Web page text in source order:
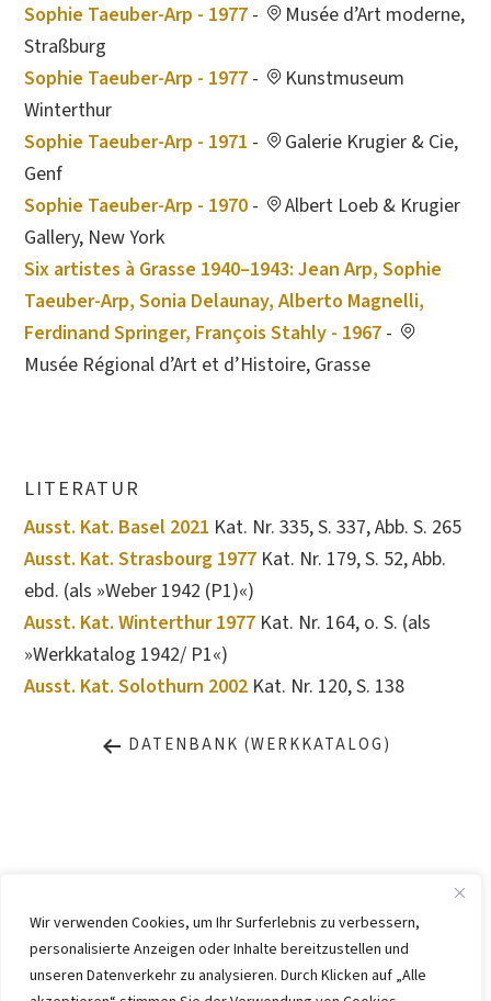
Wir verwenden Cookies, um Ihr Surferlebnis zu verbessern,
personalisierte Anzeigen oder Inhalte bereitzustellen und
unseren Datenverkehr zu analysieren. Durch Klicken auf „Alle
Sophie Taeuber-Arp - 1977 -
Musée d’Art moderne,
Straßburg
Sophie Taeuber-Arp - 1977 -
Kunstmuseum
Winterthur
Sophie Taeuber-Arp - 1971 -
Galerie Krugier & Cie,
Genf
Sophie Taeuber-Arp - 1970 -
Albert Loeb & Krugier
Gallery, New York
Six artistes à Grasse 1940–1943: Jean Arp, Sophie
Taeuber-Arp, Sonia Delaunay, Alberto Magnelli,
Ferdinand Springer, François Stahly - 1967 -
Musée Régional d’Art et d’Histoire, Grasse
LITERATUR
Ausst. Kat. Basel 2021 Kat. Nr. 335, S. 337, Abb. S. 265
Ausst. Kat. Strasbourg 1977 Kat. Nr. 179, S. 52, Abb.
ebd. (als »Weber 1942 (P1)«)
Ausst. Kat. Winterthur 1977 Kat. Nr. 164, o. S. (als
»Werkkatalog 1942/ P1«)
Ausst. Kat. Solothurn 2002 Kat. Nr. 120, S. 138
DATENBANK (WERKKATALOG)
IMPRESSUM
DATENSCHUTZ